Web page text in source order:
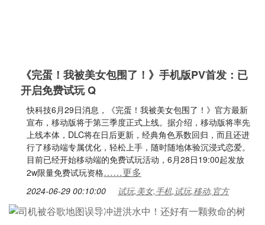
《完蛋！我被美女包围了！》手机版PV首发：已
开启免费试玩 Q
快科技6月29日消息，《完蛋！我被美女包围了！》官方最新
宣布，移动版将于第三季度正式上线。据介绍，移动版将率先
上线本体，DLC将在日后更新，经典角色系数回归，而且还进
行了移动端专属优化，轻松上手，随时随地体验沉浸式恋爱。
目前已经开始移动端的免费试玩活动，6月28日19:00起发放
2w限量免费试玩资格……更多
2024-06-29 00:10:00 试玩,美女,手机,试玩,移动,官方